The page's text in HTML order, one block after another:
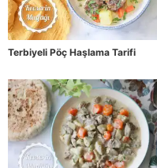
Terbiyeli Pöç Haşlama Tarifi